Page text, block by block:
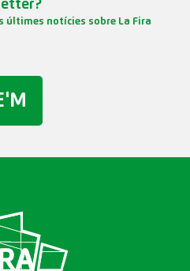
últimes notícies sobre La Fira